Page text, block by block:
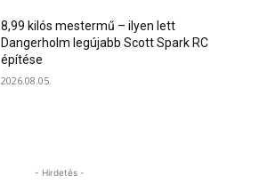
8,99 kilós mestermű – ilyen lett
Dangerholm legújabb Scott Spark RC
építése
2026.08.05.
- Hirdetés -